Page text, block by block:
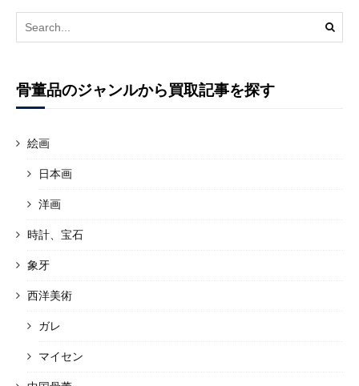
Search
for:
骨董品のジャンルから買取記事を探す
絵画
日本画
洋画
時計、宝石
象牙
西洋美術
ガレ
マイセン